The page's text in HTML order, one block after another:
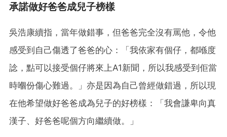
承諾做好爸爸成兒子榜樣
吳浩康續指，當年做錯事，但爸爸完全沒有罵他，令他
感受到自己傷透了爸爸的心：「我依家有個仔，都喺度
諗，點可以接受個仔將來上A1新聞，所以我感受到佢當
時嗰份傷心難過。」亦是因為自己曾經做錯過，所以現
在他希望做好爸爸成為兒子的好榜樣：「我會謙卑向真
漢子、好爸爸呢個方向繼續做。」